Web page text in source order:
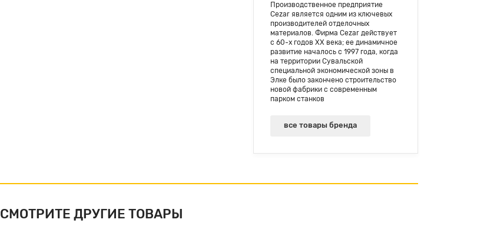
Производственное предприятие
Cezar является одним из ключевых
производителей отделочных
материалов. Фирма Cezar действует
с 60-х годов ХХ века; ее динамичное
развитие началось с 1997 года, когда
на территории Сувальской
специальной экономической зоны в
Элке было закончено строительство
новой фабрики с современным
парком станков
все товары бренда
СМОТРИТЕ ДРУГИЕ ТОВАРЫ